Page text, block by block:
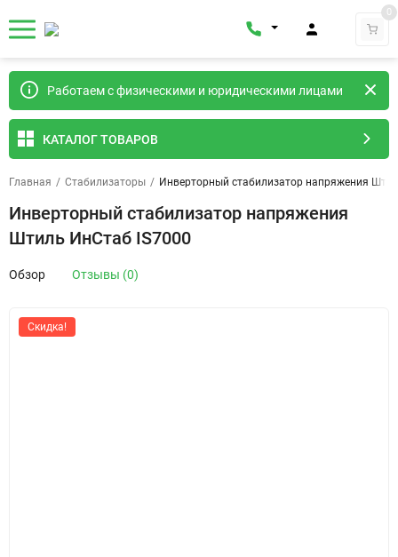
0
Работаем с физическими и юридическими лицами
КАТАЛОГ ТОВАРОВ
Главная / Стабилизаторы / Инверторный стабилизатор напряжения
Инверторный стабилизатор напряжения
Штиль ИнСтаб IS7000
Обзор Отзывы (0)
Скидка!